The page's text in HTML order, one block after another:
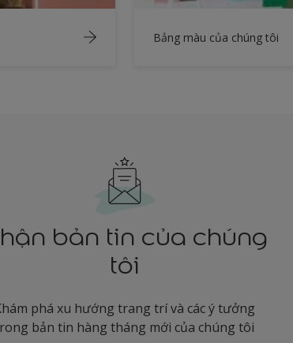
Bảng màu của chúng tôi
bản tin của chúng
tôi
phá xu hướng trang trí và các ý tưởng
bản tin hàng tháng mới của chúng tôi